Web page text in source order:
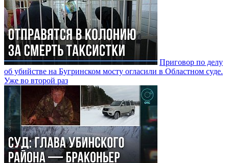
Приговор по делу
об убийстве на Бугринском мосту огласили в Областном суде.
Уже во второй раз